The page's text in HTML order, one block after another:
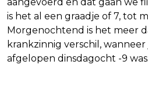
is het al een graadje of 7, tot
Morgenochtend is het meer
krankzinnig verschil,
afgelopen dinsdagocht -9 was.